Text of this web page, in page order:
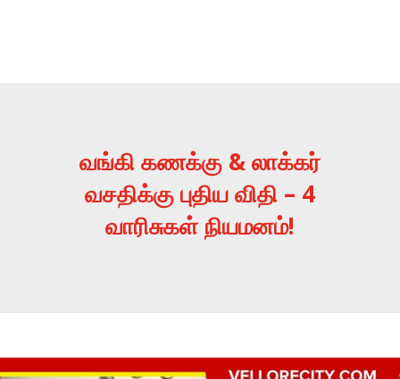
வங்கி கணக்கு & லாக்கர்
வசதிக்கு புதிய விதி – 4
வாரிசுகள் நியமனம்!